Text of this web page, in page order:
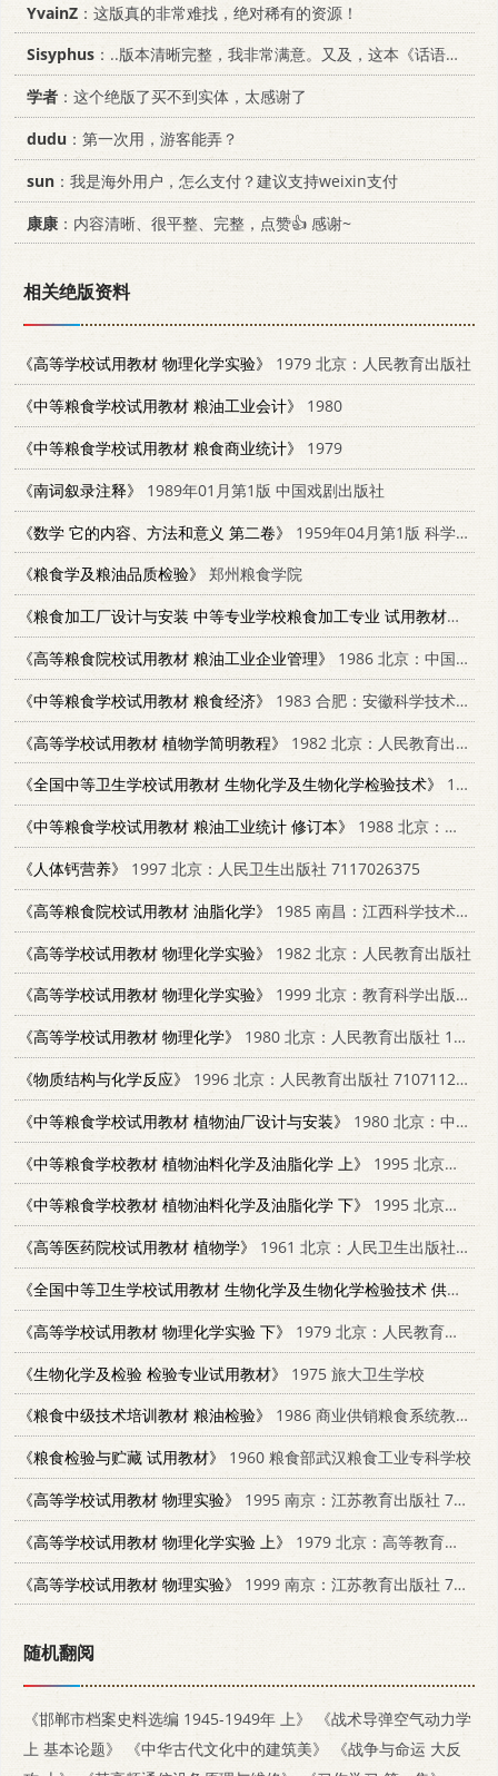
YvainZ ：这版真的非常难找，绝对稀有的资源！
Sisyphus ：..版本清晰完整，我非常满意。又及，这本《话语的真相》...
学者 ：这个绝版了买不到实体，太感谢了
dudu ：第一次用，游客能弄？
sun ：我是海外用户，怎么支付？建议支持weixin支付
康康 ：内容清晰、很平整、完整，点赞👍 感谢~
相关绝版资料
《高等学校试用教材 物理化学实验》
1979 北京：人民教育出版社
《中等粮食学校试用教材 粮油工业会计》
1980
《中等粮食学校试用教材 粮食商业统计》
1979
《南词叙录注释》
1989年01月第1版 中国戏剧出版社
《数学 它的内容、方法和意义 第二卷》
1959年04月第1版 科学出版社
《粮食学及粮油品质检验》
郑州粮食学院
《粮食加工厂设计与安装 中等专业学校粮食加工专业 试用教材》
《高等粮食院校试用教材 粮油工业企业管理》
1986 北京：中国商业出版社
《中等粮食学校试用教材 粮食经济》
1983 合肥：安徽科学技术出版社
《高等学校试用教材 植物学简明教程》
1982 北京：人民教育出版社
《全国中等卫生学校试用教材 生物化学及生物化学检验技术》
1980 南京：江苏科学技术出版社
《中等粮食学校试用教材 粮油工业统计 修订本》
1988 北京：中国财政经济出版社
《人体钙营养》
1997 北京：人民卫生出版社 7117026375
《高等粮食院校试用教材 油脂化学》
1985 南昌：江西科学技术出版社
《高等学校试用教材 物理化学实验》
1982 北京：人民教育出版社
《高等学校试用教材 物理化学实验》
1999 北京：教育科学出版社 7504117862
《高等学校试用教材 物理化学》
1980 北京：人民教育出版社 13012·0551
《物质结构与化学反应》
1996 北京：人民教育出版社 7107112597
《中等粮食学校试用教材 植物油厂设计与安装》
1980 北京：中国财政经济出版社 K15166·060
《中等粮食学校教材 植物油料化学及油脂化学 上》
1995 北京：中国商业出版社 7504423475
《中等粮食学校教材 植物油料化学及油脂化学 下》
1995 北京：中国商业出版社 7504423475
《高等医药院校试用教材 植物学》
1961 北京：人民卫生出版社 14048·1994
《全国中等卫生学校试用教材 生物化学及生物化学检验技术 供检验专业用》
《高等学校试用教材 物理化学实验 下》
1979 北京：人民教育出版社 13012·0270
《生物化学及检验 检验专业试用教材》
1975 旅大卫生学校
《粮食中级技术培训教材 粮油检验》
1986 商业供销粮食系统教材发行站
《粮食检验与贮藏 试用教材》
1960 粮食部武汉粮食工业专科学校
《高等学校试用教材 物理实验》
1995 南京：江苏教育出版社 753432453X
《高等学校试用教材 物理化学实验 上》
1979 北京：高等教育出版社 13010·0268
《高等学校试用教材 物理实验》
1999 南京：江苏教育出版社 753432453X
随机翻阅
《邯郸市档案史料选编 1945-1949年 上》
《战术导弹空气动力学
上 基本论题》
《中华古代文化中的建筑美》
《战争与命运 大反